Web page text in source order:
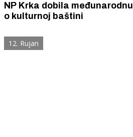
NP Krka dobila
o kulturnoj baštini
12. Rujan